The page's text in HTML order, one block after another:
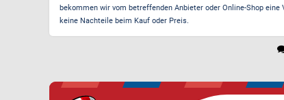
bekommen wir vom betreffenden Anbieter oder Online-Shop
keine Nachteile beim Kauf oder Preis.